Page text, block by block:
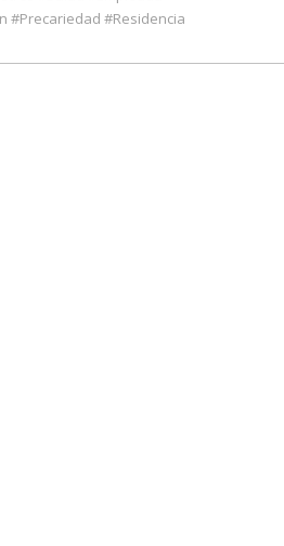
#Precariedad #Residencia